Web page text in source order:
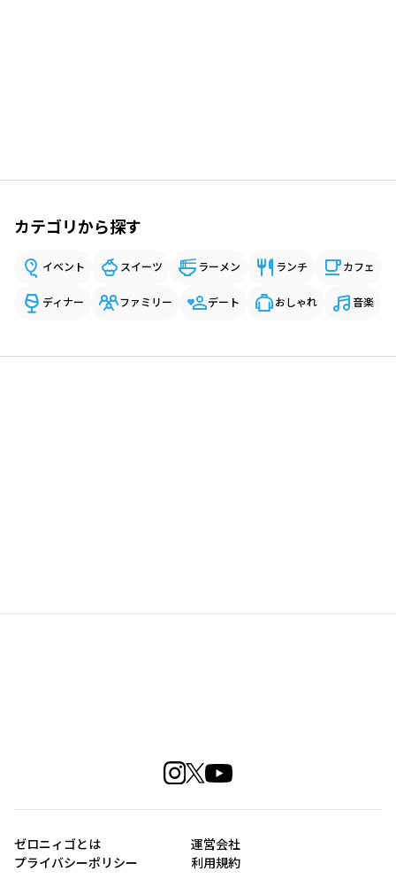
カテゴリから探す
イベント スイーツ ラーメン ランチ カフェ
ディナー ファミリー デート おしゃれ 音楽
ゼロニィゴとは
運営会社
プライバシーポリシー
利用規約